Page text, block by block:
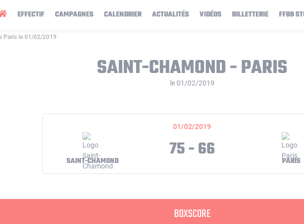
EFFECTIF CAMPAGNES CALENDRIER ACTUALITÉS VIDÉOS BILLETTERIE FFBB
Paris le 01/02/2019
SAINT-CHAMOND - PARIS
le 01/02/2019
01/02/2019
SAINT-CHAMOND 75 - 66 PARIS
BOXSCORE